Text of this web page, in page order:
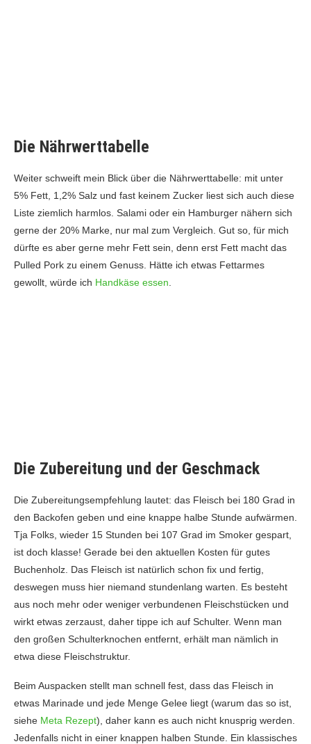
Die Nährwerttabelle
Weiter schweift mein Blick über die Nährwerttabelle: mit unter
5% Fett, 1,2% Salz und fast keinem Zucker liest sich auch diese
Liste ziemlich harmlos. Salami oder ein Hamburger nähern sich
gerne der 20% Marke, nur mal zum Vergleich. Gut so, für mich
dürfte es aber gerne mehr Fett sein, denn erst Fett macht das
Pulled Pork zu einem Genuss. Hätte ich etwas Fettarmes
gewollt, würde ich Handkäse essen
Die Zubereitung und der Geschmack
Die Zubereitungsempfehlung lautet: das Fleisch bei 180 Grad in
den Backofen geben und eine knappe halbe Stunde aufwärmen.
Tja Folks, wieder 15 Stunden bei 107 Grad im Smoker gespart,
ist doch klasse! Gerade bei den aktuellen Kosten für gutes
Buchenholz. Das Fleisch ist natürlich schon fix und fertig,
deswegen muss hier niemand stundenlang warten. Es besteht
aus noch mehr oder weniger verbundenen Fleischstücken und
wirkt etwas zerzaust, daher tippe ich auf Schulter. Wenn man
den großen Schulterknochen entfernt, erhält man nämlich in
etwa diese Fleischstruktur.
Beim Auspacken stellt man schnell fest, dass das Fleisch in
etwas Marinade und jede Menge Gelee liegt (warum das so ist,
siehe Meta Rezept), daher kann es auch nicht knusprig werden.
Jedenfalls nicht in einer knappen halben Stunde. Ein klassisches